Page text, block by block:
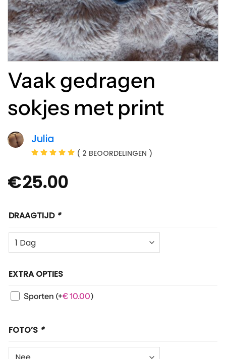
Vaak gedragen
sokjes met print
Julia
( 2 BEOORDELINGEN )
€25.00
DRAAGTIJD *
EXTRA OPTIES
Sporten (+€10.00)
FOTO’S *